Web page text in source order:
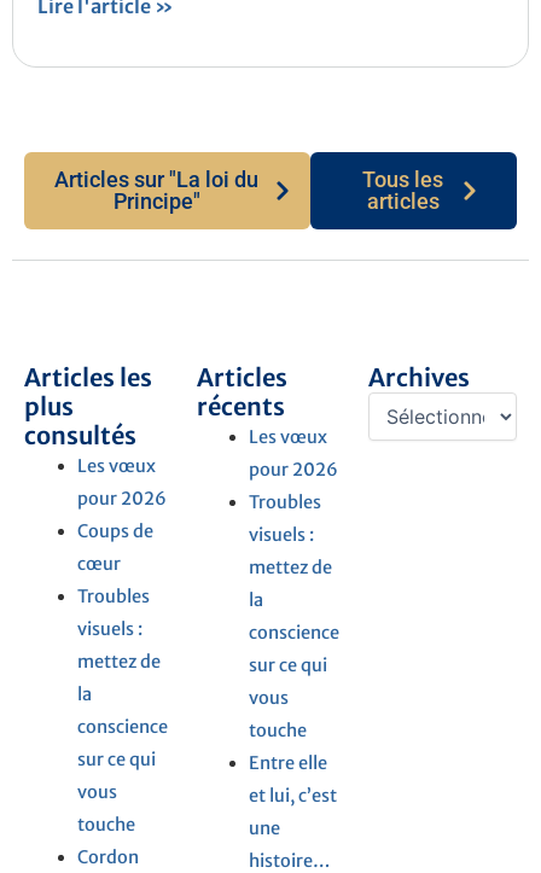
Lire l'article »
Articles sur "La loi du
Principe"
Tous les
articles
Articles les
plus
consultés
Les vœux
pour 2026
Coups de
cœur
Troubles
visuels :
mettez de
la
conscience
sur ce qui
vous
touche
Cordon
Archives
Archives
Articles
récents
Les vœux
pour 2026
Troubles
visuels :
mettez de
la
conscience
sur ce qui
vous
touche
Entre elle
et lui, c’est
une
histoire…